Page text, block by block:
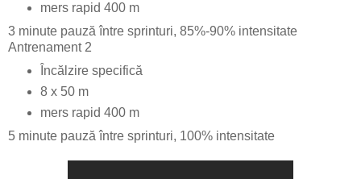
mers rapid 400 m
3 minute pauză între sprinturi, 85%-90% intensitate
Antrenament 2
Încălzire specifică
8 x 50 m
mers rapid 400 m
5 minute pauză între sprinturi, 100% intensitate